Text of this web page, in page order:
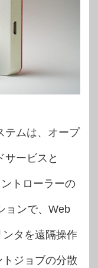
テムは、オープ
サービスと
トローラーの
ョンで、Web
タを遠隔操作
ジョブの分散